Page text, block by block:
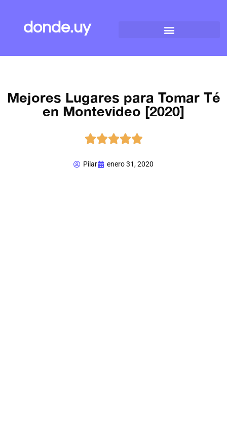
donde.uy
Mejores Lugares para Tomar Té
en Montevideo [2020]

Pilar enero 31, 2020